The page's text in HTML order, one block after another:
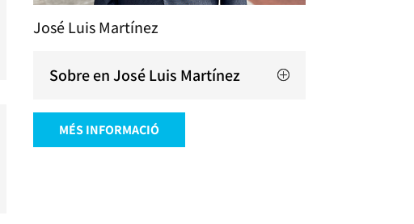
José Luis Martínez
Sobre en José Luis Martínez
MÉS INFORMACIÓ